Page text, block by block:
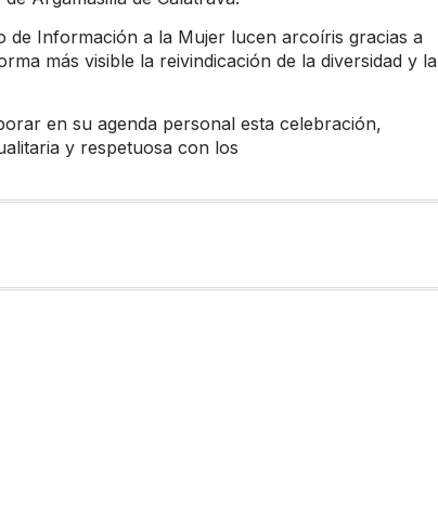
Información a la Mujer lucen arcoíris gracias a
más visible la reivindicación de la diversidad y la
en su agenda personal esta celebración,
y respetuosa con los